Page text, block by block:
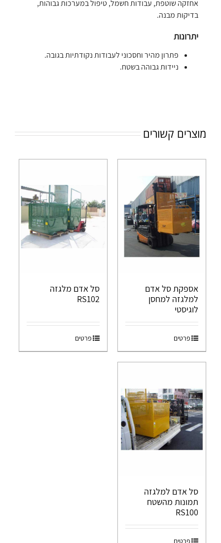
אחזקה שוטפת, עבודות חשמל, טיפול במערכות גבוהות,
בדיקות מבנה.
יתרונות
פתרון מהיר וחסכוני לעבודות נקודתיות בגובה.
ניידות גבוהה בשטח.
מוצרים קשורים
אספקת סל אדם
למלגזה למחסן
לוגיסטי
פרטים
סל אדם מלגזה
RS102
פרטים
סל אדם למלגזה
תמונות מהשטח
RS100
פרטים